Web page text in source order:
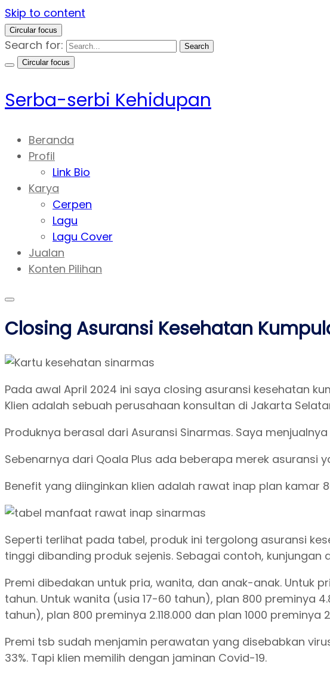
Skip to content
Circular focus
Search for:
Search
Circular focus
Serba-serbi Kehidupan
Beranda
Profil
Link Bio
Karya
Cerpen
Lagu
Lagu Cover
Jualan
Konten Pilihan
Closing Asuransi Kesehatan
Pada awal April 2024 ini saya closing asuransi kesehatan
Klien adalah sebuah perusahaan konsultan di Jakarta
Produknya berasal dari Asuransi Sinarmas. Saya
Sebenarnya dari Qoala Plus ada beberapa merek asuransi
Benefit yang diinginkan klien adalah rawat inap plan kamar
Seperti terlihat pada tabel, produk ini tergolong asuransi
tinggi dibanding produk sejenis. Sebagai contoh,
Premi dibedakan untuk pria, wanita, dan anak-anak. Untuk
tahun. Untuk wanita (usia 17-60 tahun), plan 800 preminya
tahun), plan 800 preminya 2.118.000 dan plan 1000 preminya
Premi tsb sudah menjamin perawatan yang disebabkan
33%. Tapi klien memilih dengan jaminan Covid-19.